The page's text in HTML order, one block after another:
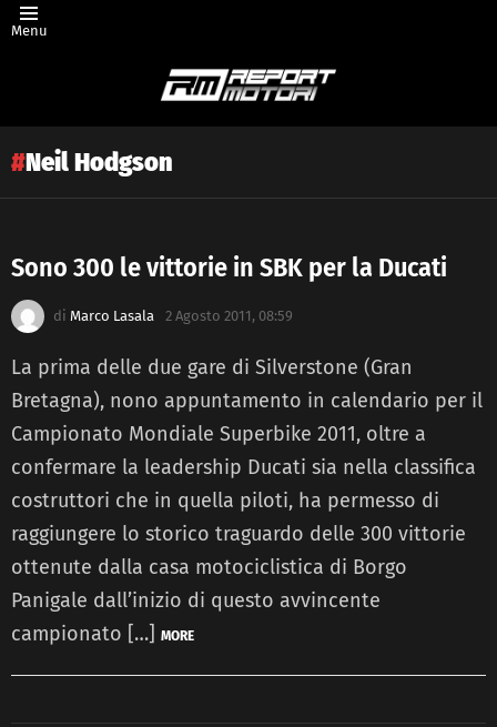
Menu
Neil Hodgson
Latest
story
Sono 300 le vittorie in SBK per la Ducati
di Marco Lasala 2 Agosto 2011, 08:59
La prima delle due gare di Silverstone (Gran
Bretagna), nono appuntamento in calendario per il
Campionato Mondiale Superbike 2011, oltre a
confermare la leadership Ducati sia nella classifica
costruttori che in quella piloti, ha permesso di
raggiungere lo storico traguardo delle 300 vittorie
ottenute dalla casa motociclistica di Borgo
Panigale dall’inizio di questo avvincente
campionato […] MORE